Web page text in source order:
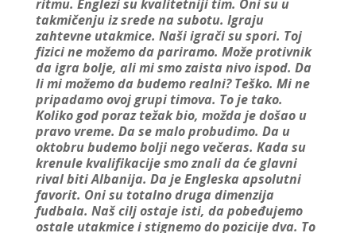
ritmu. Englezi su kvalitetniji tim. Oni su u
takmičenju iz srede na subotu. Igraju
zahtevne utakmice. Naši igrači su spori. Toj
fizici ne možemo da pariramo. Može protivnik
da igra bolje, ali mi smo zaista nivo ispod. Da
li mi možemo da budemo realni? Teško. Mi ne
pripadamo ovoj grupi timova. To je tako.
Koliko god poraz težak bio, možda je došao u
pravo vreme. Da se malo probudimo. Da u
oktobru budemo bolji nego večeras. Kada su
krenule kvalifikacije smo znali da će glavni
rival biti Albanija. Da je Engleska apsolutni
favorit. Oni su totalno druga dimenzija
fudbala. Naš cilj ostaje isti, da pobeđujemo
ostale utakmice i stignemo do pozicije dva. To